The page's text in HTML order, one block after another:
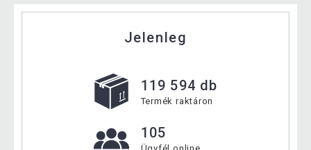
Jelenleg
119 594 db
Termék raktáron
105